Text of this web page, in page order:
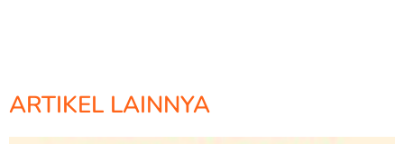
ARTIKEL LAINNYA